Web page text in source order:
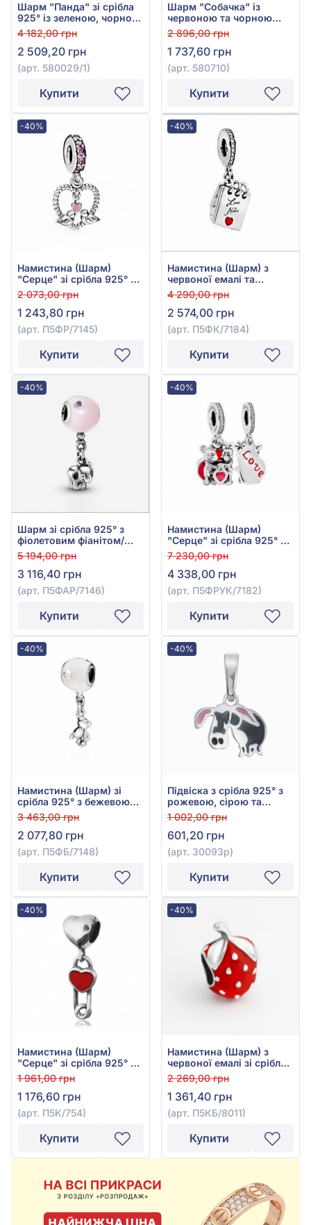
Шарм "Панда" зі срібла
925° із зеленою, чорною
емаллю та емаллю, арт.
580029/1
4 182,00 грн
2 509,20 грн
(арт. 580029/1)
Купити
Шарм "Собачка" із
червоною та чорною
емаллю зі срібла 925°,
арт. 580710
2 896,00 грн
1 737,60 грн
(арт. 580710)
Купити
-40%
Намистина (Шарм)
"Серце" зі срібла 925° з
Рожевим Фіанітом/
куб.цирконієм та
Чорною Емаллю, арт.
П5ФР/7145
2 073,00 грн
1 243,80 грн
(арт. П5ФР/7145)
Купити
-40%
Намистина (Шарм) з
червоної емалі та
фіанітом із срібла 925°,
арт. П5ФК/7184
4 290,00 грн
2 574,00 грн
(арт. П5ФК/7184)
Купити
-40%
Шарм зі срібла 925° з
фіолетовим фіанітом/
куб.цирконієм та
бежевою емаллю, арт.
П5ФАР/7146
5 194,00 грн
3 116,40 грн
(арт. П5ФАР/7146)
Купити
-40%
Намистина (Шарм)
"Серце" зі срібла 925° з
Рожевим Фіанітом/
куб.цирконієм та
Червоною Емаллю, арт.
П5ФРУК/7182
7 230,00 грн
4 338,00 грн
(арт. П5ФРУК/7182)
Купити
-40%
Намистина (Шарм) зі
срібла 925° з бежевою
емаллю та фіанітом/
куб.цирконієм, арт.
П5ФБ/7148
3 463,00 грн
2 077,80 грн
(арт. П5ФБ/7148)
Купити
-40%
Підвіска з срібла 925° з
рожевою, сірою та
чорною емаллю, арт.
30093р
1 002,00 грн
601,20 грн
(арт. 30093р)
Купити
-40%
Намистина (Шарм)
"Серце" зі срібла 925° з
червоним та білим
фіанітом/куб.цирконієм,
арт. П5К/754
1 961,00 грн
1 176,60 грн
(арт. П5К/754)
Купити
-40%
Намистина (Шарм) з
червоної емалі зі срібла
925°, арт. П5КБ/8011
2 269,00 грн
1 361,40 грн
(арт. П5КБ/8011)
Купити